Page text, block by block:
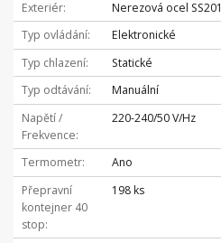
Exteriér
Nerezová ocel SS201
Typ ovládání
Elektronické
Typ chlazení
Statické
Typ odtávání
Manuální
Napětí /
Frekvence
220-240/50 V/Hz
Termometr
Ano
Přepravní
kontejner 40
stop
198 ks